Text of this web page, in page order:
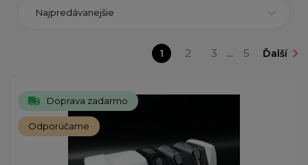
Najpredávanejšie
1 2 3 ... 5 Ďalší
Doprava zadarmo
Odporúčame